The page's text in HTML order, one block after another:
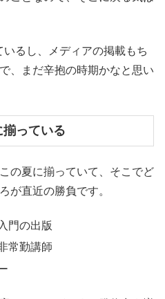
るし、メディアの掲載もち
、まだ辛抱の時期かなと思い
っている
の夏に揃っていて、そこでど
が直近の勝負です。
門の出版
常勤講師